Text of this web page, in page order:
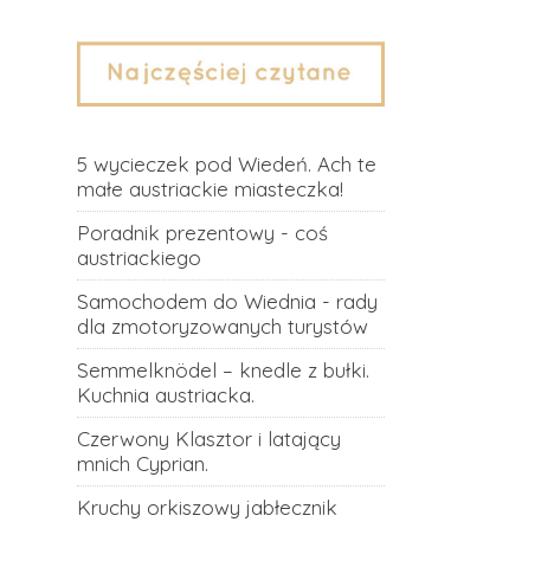
5 wycieczek pod Wiedeń. Ach te
małe austriackie miasteczka!
Poradnik prezentowy - coś
austriackiego
Samochodem do Wiednia - rady
dla zmotoryzowanych turystów
Semmelknödel – knedle z bułki.
Kuchnia austriacka.
Czerwony Klasztor i latający
mnich Cyprian.
Kruchy orkiszowy jabłecznik